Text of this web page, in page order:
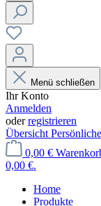
Menü schließen
Ihr Konto
Anmelden
oderregistrieren
Übersicht
0,00 €
0,00 €.
Home
Produkte